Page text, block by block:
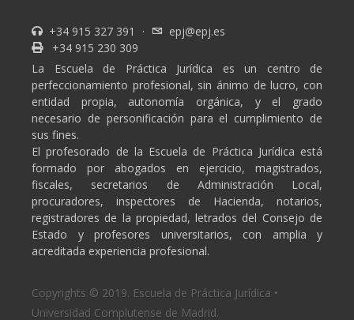
+34 915 327 391 ·
epj@epj.es
+34 915 230 309
La Escuela de Práctica Jurídica es un centro de
perfeccionamiento profesional, sin ánimo de lucro, con
entidad propia, autonomía orgánica, y el grado
necesario de personificación para el cumplimiento de
sus fines.
El profesorado de la Escuela de Práctica Jurídica está
formado por abogados en ejercicio, magistrados,
fiscales, secretarios de Administración Local,
procuradores, inspectores de Hacienda, notarios,
registradores de la propiedad, letrados del Consejo de
Estado y profesores universitarios, con amplia y
acreditada experiencia profesional.
Copyrights © 2019. Escuela de Práctica Jurídica •
Universidad Complutense de Madrid.